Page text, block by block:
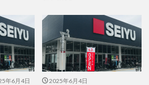
年6月4日
2025年6月4日